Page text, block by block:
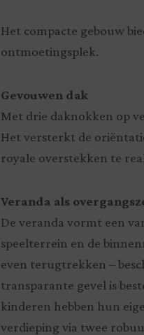
Het compacte gebouw
ontmoetingsplek.
Gevouwen dak
Met drie daknokken op
Het versterkt de
royale overstekken te
Veranda als
De veranda vormt een
speelterrein en de
even terugtrekken –
transparante gevel is
kinderen hebben hun
verdieping via twee